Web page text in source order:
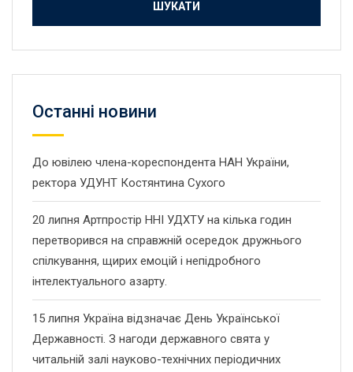
Останнi новини
До ювілею члена-кореспондента НАН України,
ректора УДУНТ Костянтина Сухого
20 липня Артпростір ННІ УДХТУ на кілька годин
перетворився на справжній осередок дружнього
спілкування, щирих емоцій і непідробного
інтелектуального азарту.
15 липня Україна відзначає День Української
Державності. З нагоди державного свята у
читальній залі науково-технічних періодичних